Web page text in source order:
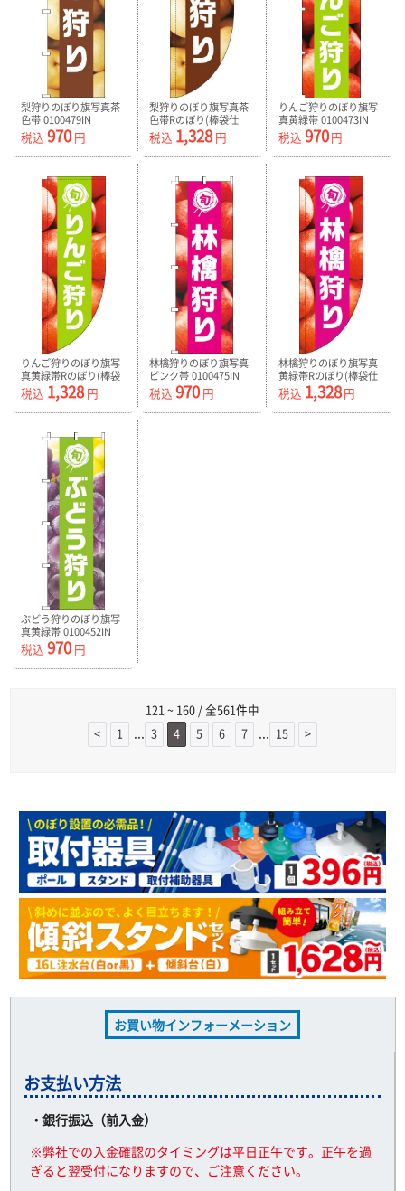
梨狩りのぼり旗写真茶
色帯 0100479IN
税込 970 円
梨狩りのぼり旗写真茶
色帯Rのぼり(棒袋仕
様)-0100482RIN
税込 1,328円
りんご狩りのぼり旗写
真黄緑帯 0100473IN
税込 970円
りんご狩りのぼり旗写
真黄緑帯Rのぼり(棒袋
仕様)-0100474RIN
税込 1,328 円
林檎狩りのぼり旗写真
ピンク帯 0100475IN
税込 970円
林檎狩りのぼり旗写真
黄緑帯Rのぼり(棒袋仕
様)-0100476RIN
税込 1,328円
ぶどう狩りのぼり旗写
真黄緑帯 0100452IN
税込 970 円
121 ~ 160 / 全561件中
<
1 ... 3 4 5 6 7 ... 15 >
お買い物インフォーメーション
お支払い方法
・銀行振込（前入金）
※弊社での入金確認のタイミングは平日正午です。正午を過
ぎると翌受付になりますので、ご注意ください。